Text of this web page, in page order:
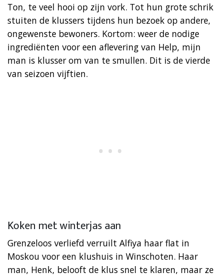
Ton, te veel hooi op zijn vork. Tot hun grote schrik
stuiten de klussers tijdens hun bezoek op andere,
ongewenste bewoners. Kortom: weer de nodige
ingrediënten voor een aflevering van Help, mijn
man is klusser om van te smullen. Dit is de vierde
van seizoen vijftien.
Koken met winterjas aan
Grenzeloos verliefd verruilt Alfiya haar flat in
Moskou voor een klushuis in Winschoten. Haar
man, Henk, belooft de klus snel te klaren, maar ze